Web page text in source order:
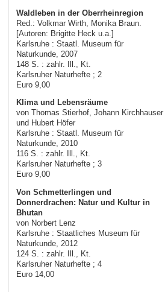
Waldleben in der Oberrheinregion
Red.: Volkmar Wirth, Monika Braun.
[Autoren: Brigitte Heck u.a.]
Karlsruhe : Staatl. Museum für
Naturkunde, 2007
148 S. : zahlr. Ill., Kt.
Karlsruher Naturhefte ; 2
Euro 9,00
Klima und Lebensräume
von Thomas Stierhof, Johann Kirchhauser
und Hubert Höfer
Karlsruhe : Staatl. Museum für
Naturkunde, 2010
116 S. : zahlr. Ill., Kt.
Karlsruher Naturhefte ; 3
Euro 9,00
Von Schmetterlingen und
Donnerdrachen: Natur und Kultur in
Bhutan
von Norbert Lenz
Karlsruhe : Staatliches Museum für
Naturkunde, 2012
124 S. : zahlr. Ill., Kt.
Karlsruher Naturhefte ; 4
Euro 14,00